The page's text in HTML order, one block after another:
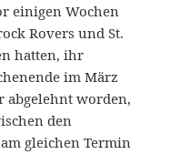
einigen Wochen
Rovers und St.
hatten, ihr
im März
abgelehnt worden,
den
gleichen Termin